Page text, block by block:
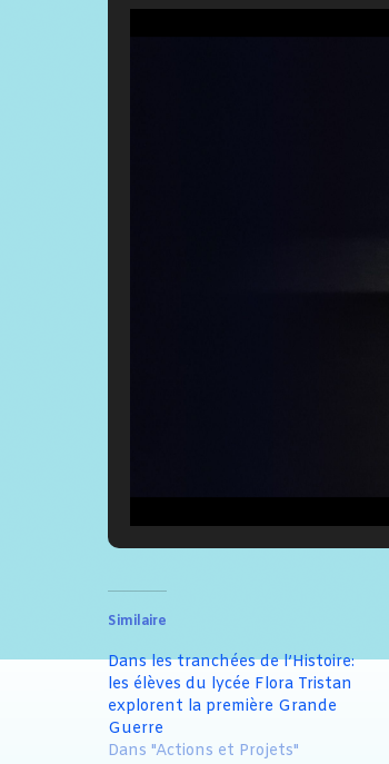
Similaire
Dans les tranchées de l’Histoire:
les élèves du lycée Flora Tristan
explorent la première Grande
Guerre
Dans "Actions et Projets"